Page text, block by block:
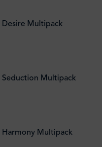
Desire Multipack
Seduction Multipack
Harmony Multipack